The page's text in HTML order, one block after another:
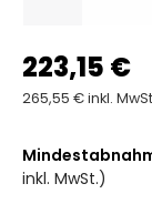
223,15 €
265,55 € inkl.
inkl. MwSt.)